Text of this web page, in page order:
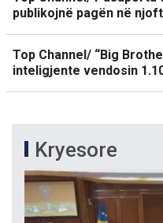
publikojnë pagën në
Top Channel/ “Big
inteligjente vendosin
Kryesore